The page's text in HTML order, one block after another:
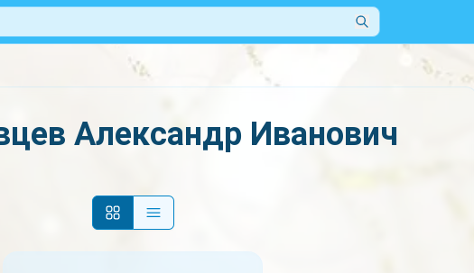
Александр Иванович